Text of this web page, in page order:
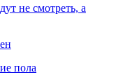
не смотреть, а
пола